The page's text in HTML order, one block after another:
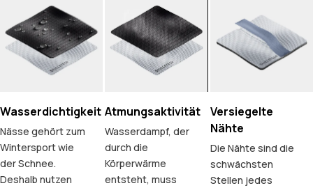
Wasserdichtigkeit
Nässe gehört zum
Wintersport wie
der Schnee.
Deshalb nutzen
Atmungsaktivität
Wasserdampf, der
durch die
Körperwärme
entsteht, muss
Versiegelte
Nähte
Die Nähte sind die
schwächsten
Stellen jedes